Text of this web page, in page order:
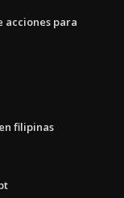
acciones para
filipinas